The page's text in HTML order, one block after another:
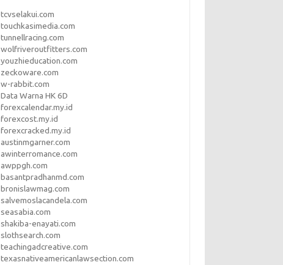
tcvselakui.com
touchkasimedia.com
tunnellracing.com
wolfriveroutfitters.com
youzhieducation.com
zeckoware.com
w-rabbit.com
Data Warna HK 6D
forexcalendar.my.id
forexcost.my.id
forexcracked.my.id
austinmgarner.com
awinterromance.com
awppgh.com
basantpradhanmd.com
bronislawmag.com
salvemoslacandela.com
seasabia.com
shakiba-enayati.com
slothsearch.com
teachingadcreative.com
texasnativeamericanlawsection.com